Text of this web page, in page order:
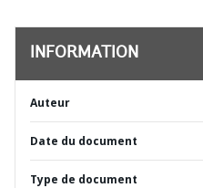
INFORMATION
Auteur
Date du document
Type de document